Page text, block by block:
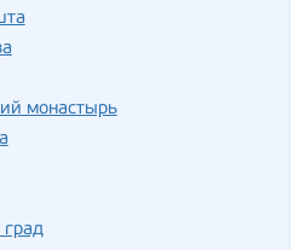
монастырь